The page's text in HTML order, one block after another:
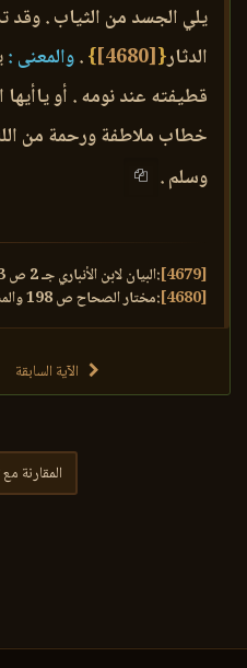
يلي الجسد من الثياب . وقد
الدثار{
[4680]
}
.والمعنى :
قطيفته عند نومه . أو
خطاب ملاطفة ورحمة من
وسلم .
[4679]
:البيان لابن الأنباري جـ 2 ص 473.
[4680]
:مختار الصحاح ص 198 والمصباح المنير جـ 1 ص 203.
الآية السابقة
المقارنة